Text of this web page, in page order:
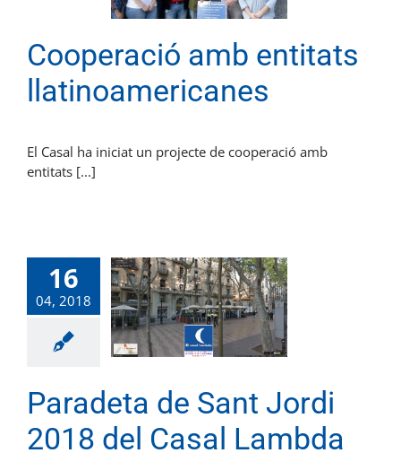
Cooperació amb entitats
llatinoamericanes
El Casal ha iniciat un projecte de cooperació amb
entitats [...]
16
04, 2018
Paradeta de Sant Jordi
2018 del Casal Lambda